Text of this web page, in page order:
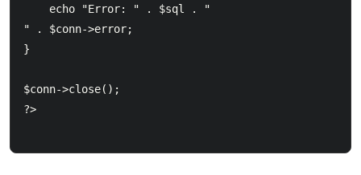
    echo "Error: " . $sql . "
" . $conn->error;
}
$conn->close();
?>